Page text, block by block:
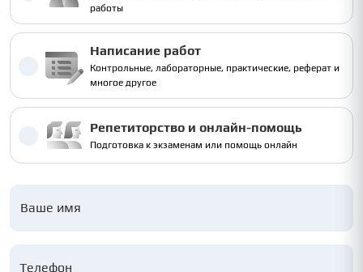
работы
Написание работ
Контрольные, лабораторные, практические, реферат и
многое другое
Репетиторство и онлайн-помощь
Подготовка к экзаменам или помощь онлайн
Ваше имя